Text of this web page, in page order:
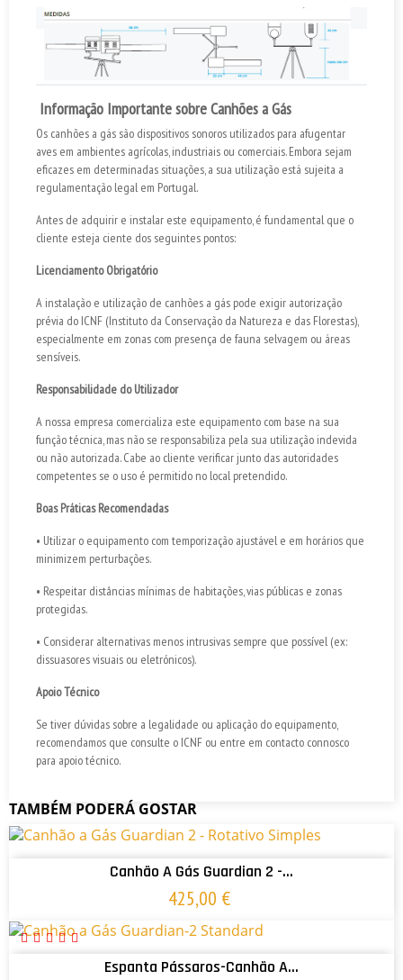
Informação Importante sobre Canhões a Gás
Os canhões a gás são dispositivos sonoros utilizados para afugentar
aves em ambientes agrícolas, industriais ou comerciais. Embora sejam
eficazes em determinadas situações, a sua utilização está sujeita a
regulamentação legal em Portugal.
Antes de adquirir e instalar este equipamento, é fundamental que o
cliente esteja ciente dos seguintes pontos:
Licenciamento Obrigatório
A instalação e utilização de canhões a gás pode exigir autorização
prévia do ICNF (Instituto da Conservação da Natureza e das Florestas),
especialmente em zonas com presença de fauna selvagem ou áreas
sensíveis.
Responsabilidade do Utilizador
A nossa empresa comercializa este equipamento com base na sua
função técnica, mas não se responsabiliza pela sua utilização indevida
ou não autorizada. Cabe ao cliente verificar junto das autoridades
competentes se o uso é permitido no local pretendido.
Boas Práticas Recomendadas
• Utilizar o equipamento com temporização ajustável e em horários que
minimizem perturbações.
• Respeitar distâncias mínimas de habitações, vias públicas e zonas
protegidas.
• Considerar alternativas menos intrusivas sempre que possível (ex:
dissuasores visuais ou eletrónicos).
Apoio Técnico
Se tiver dúvidas sobre a legalidade ou aplicação do equipamento,
recomendamos que consulte o ICNF ou entre em contacto connosco
para apoio técnico.
TAMBÉM PODERÁ GOSTAR
ADICIONAR AO CARRINHO
Canhão A Gás Guardian 2 -...
425,00 €
ADICIONAR AO CARRINHO
Espanta Pássaros-Canhão A...